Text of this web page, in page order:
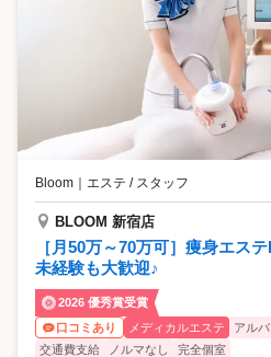
Bloom エステ / スタッフ
BLOOM 新宿店
［月50万～70万可］痩身エス
未経験も大歓迎♪
2026 優秀賞受賞
口コミあり
メディカルエステ アル
交通費支給
ノルマなし 完全個室